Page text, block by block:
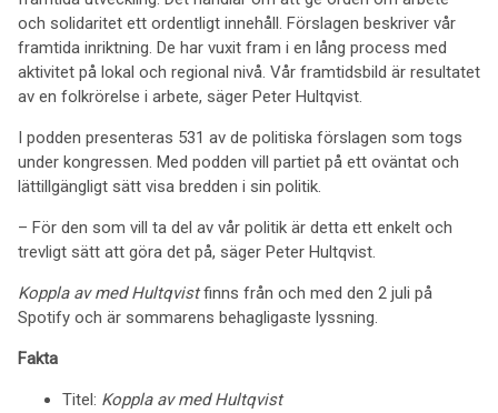
och solidaritet ett ordentligt innehåll. Förslagen beskriver vår
framtida inriktning. De har vuxit fram i en lång process med
aktivitet på lokal och regional nivå. Vår framtidsbild är resultatet
av en folkrörelse i arbete, säger Peter Hultqvist.
I podden presenteras 531 av de politiska förslagen som togs
under kongressen. Med podden vill partiet på ett oväntat och
lättillgängligt sätt visa bredden i sin politik.
– För den som vill ta del av vår politik är detta ett enkelt och
trevligt sätt att göra det på, säger Peter Hultqvist.
Koppla av med Hultqvistfinns från och med den 2 juli på
Spotify och är sommarens behagligaste lyssning.
Fakta
Titel: Koppla av med Hultqvist